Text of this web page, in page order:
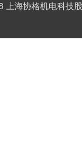
上海协格机电科技